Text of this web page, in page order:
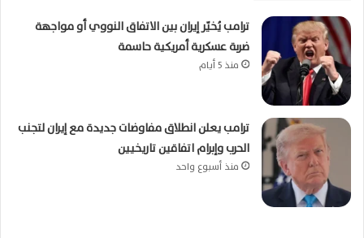
ترامب يُخيّر إيران بين الاتفاق النووي أو مواجهة
ضربة عسكرية أمريكية حاسمة
منذ 5 أيام
ترامب يعلن انطلاق مفاوضات جديدة مع إيران لتجنب
الحرب وإبرام اتفاقين تاريخيين
منذ أسبوع واحد